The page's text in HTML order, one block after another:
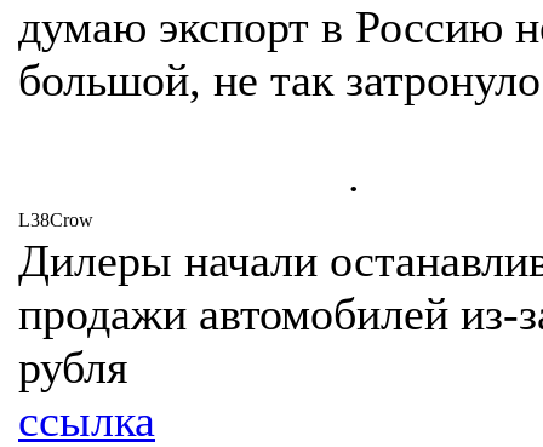
думаю экспорт в Россию
большой, не так затронуло
.
L38Crow
Дилеры начали
продажи автомобилей из-
рубля
ссылка